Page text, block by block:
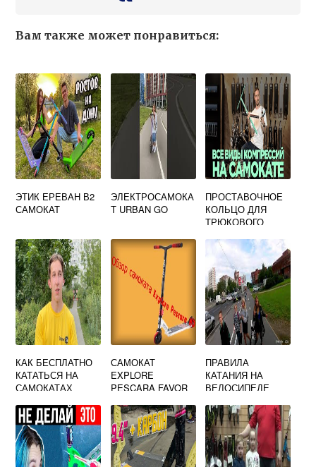
Вам также может понравиться:
ЭТИК ЕРЕВАН В2
САМОКАТ
ЭЛЕКТРОСАМОКА
Т URBAN GO
ПРОСТАВОЧНОЕ
КОЛЬЦО ДЛЯ
ТРЮКОВОГО
КАК БЕСПЛАТНО
КАТАТЬСЯ НА
САМОКАТАХ
САМОКАТ
EXPLORE
PESCARA FAVOR
ПРАВИЛА
КАТАНИЯ НА
ВЕЛОСИПЕДЕ
КОНЬКАХ
СКЕЙТБОРДЕ И
САМОКАТЕ